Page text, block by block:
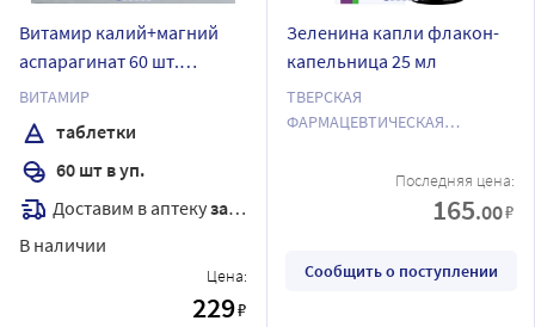
Витамир калий+магний
аспарагинат 60 шт.
таблетки массой 620 мг
ВИТАМИР
таблетки
60 шт в уп.
Доставим в аптекузавтра
В наличии
Цена:
229₽
Зеленина капли флакон-
капельница 25 мл
ТВЕРСКАЯ
ФАРМАЦЕВТИЧЕСКАЯ
Последняя цена:
165.00₽
Сообщить о поступлении